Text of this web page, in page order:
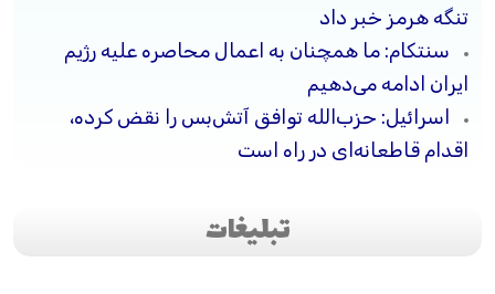
تنگه هرمز خبر داد
سنتکام: ما همچنان به اعمال محاصره علیه رژیم
ایران ادامه می‌دهیم
اسرائیل: حزب‌الله توافق آتش‌بس را نقض کرده،
اقدام قاطعانه‌ای در راه است
تبلیغات